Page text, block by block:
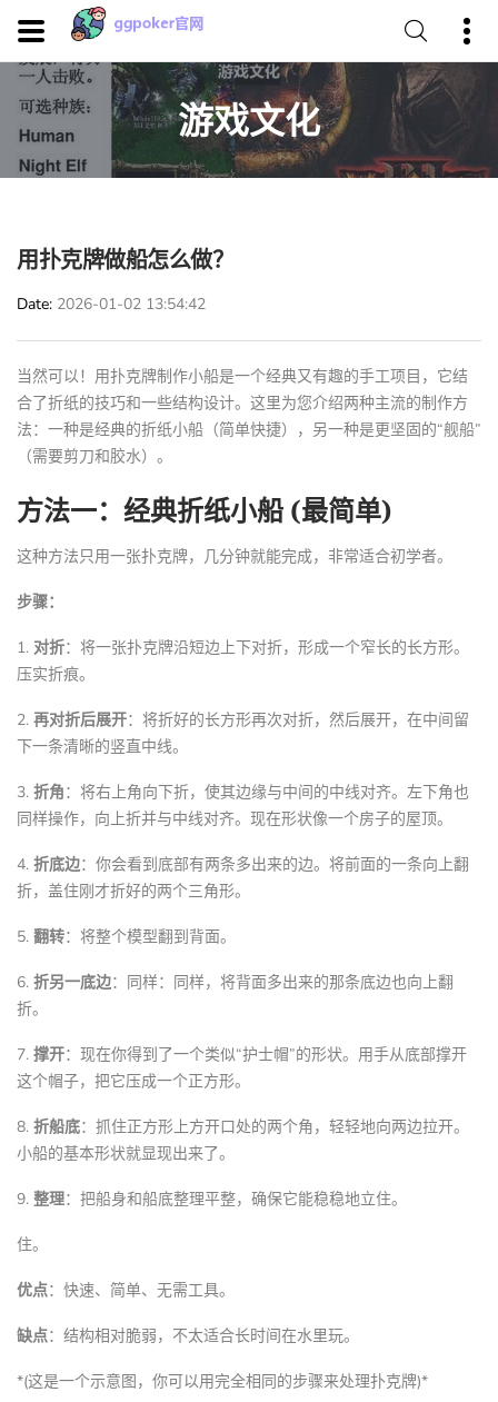
游戏文化
用扑克牌做船怎么做？
Date 2026-01-02 13:54:42
当然可以！用扑克牌制作小船是一个经典又有趣的手工项目，它结
合了折纸的技巧和一些结构设计。这里为您介绍两种主流的制作方
法：一种是经典的折纸小船（简单快捷），另一种是更坚固的“舰船”
（需要剪刀和胶水）。
方法一：经典折纸小船 (最简单)
这种方法只用一张扑克牌，几分钟就能完成，非常适合初学者。
步骤：
1. 对折：将一张扑克牌沿短边上下对折，形成一个窄长的长方形。
压实折痕。
2. 再对折后展开：将折好的长方形再次对折，然后展开，在中间留
下一条清晰的竖直中线。
3. 折角：将右上角向下折，使其边缘与中间的中线对齐。左下角也
同样操作，向上折并与中线对齐。现在形状像一个房子的屋顶。
4. 折底边：你会看到底部有两条多出来的边。将前面的一条向上翻
折，盖住刚才折好的两个三角形。
5. 翻转：将整个模型翻到背面。
6. 折另一底边：同样：同样，将背面多出来的那条底边也向上翻
折。
7. 撑开：现在你得到了一个类似“护士帽”的形状。用手从底部撑开
这个帽子，把它压成一个正方形。
8. 折船底：抓住正方形上方开口处的两个角，轻轻地向两边拉开。
小船的基本形状就显现出来了。
9. 整理：把船身和船底整理平整，确保它能稳稳地立住。
住。
优点：快速、简单、无需工具。
缺点：结构相对脆弱，不太适合长时间在水里玩。
*(这是一个示意图，你可以用完全相同的步骤来处理扑克牌)*